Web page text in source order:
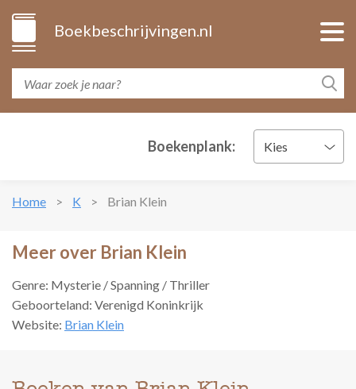
Boekbeschrijvingen.nl
Boekenplank: Kies
Home K Brian Klein
Meer over Brian Klein
Genre: Mysterie / Spanning / Thriller
Geboorteland: Verenigd Koninkrijk
Website: Brian Klein